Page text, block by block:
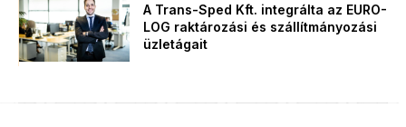
A Trans-Sped Kft. integrálta az EURO-
LOG raktározási és szállítmányozási
üzletágait